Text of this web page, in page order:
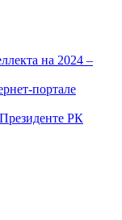
на 2024 –
портале
РК